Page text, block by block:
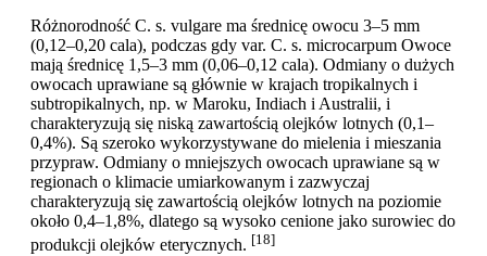
Różnorodność C. s. vulgare ma średnicę owocu 3–5 mm
(0,12–0,20 cala), podczas gdy var. C. s. microcarpum Owoce
mają średnicę 1,5–3 mm (0,06–0,12 cala). Odmiany o dużych
owocach uprawiane są głównie w krajach tropikalnych i
subtropikalnych, np. w Maroku, Indiach i Australii, i
charakteryzują się niską zawartością olejków lotnych (0,1–
0,4%). Są szeroko wykorzystywane do mielenia i mieszania
przypraw. Odmiany o mniejszych owocach uprawiane są w
regionach o klimacie umiarkowanym i zazwyczaj
charakteryzują się zawartością olejków lotnych na poziomie
około 0,4–1,8%, dlatego są wysoko cenione jako surowiec do
produkcji olejków eterycznych. [18]